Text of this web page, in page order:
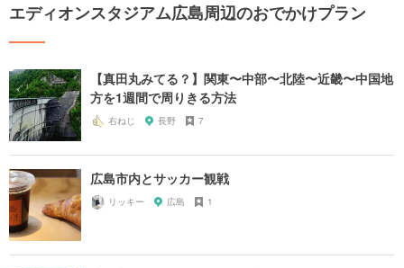
エディオンスタジアム広島周辺のおでかけプラン
【真田丸みてる？】関東〜中部〜北陸〜近畿〜中国地
方を1週間で周りきる方法
右ねじ 長野 7
広島市内とサッカー観戦
リッキー 広島 1